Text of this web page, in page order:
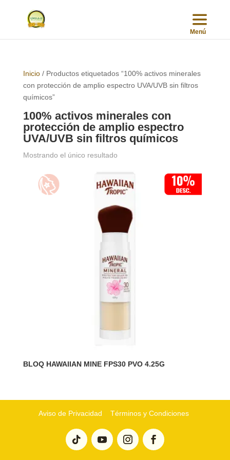
Inicio/ Productos etiquetados “100% activos minerales
con protección de amplio espectro UVA/UVB sin filtros
químicos”
100% activos minerales con
protección de amplio espectro
UVA/UVB sin filtros químicos
Mostrando el único resultado
BLOQ HAWAIIAN MINE FPS30 PVO 4.25G
Aviso de Privacidad Términos y Condiciones